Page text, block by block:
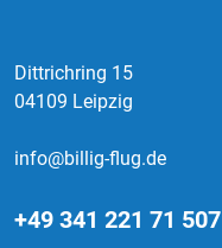
Dittrichring 15
04109 Leipzig
info@billig-flug.de
+49 341 221 71 507